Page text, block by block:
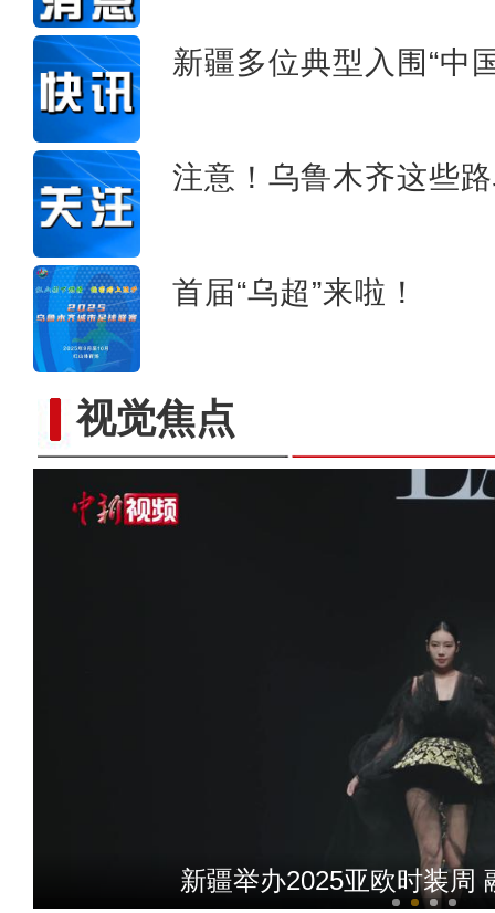
新疆多位典型入围“中
注意！乌鲁木齐这些
首届“乌超”来啦！
视觉焦点
“保护中国文化遗产我觉得很骄傲”
新疆举办2025亚欧时装周